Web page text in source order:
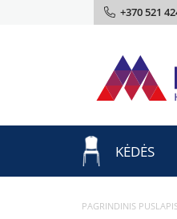
+370 521
KĖDĖS
PAGRINDINIS